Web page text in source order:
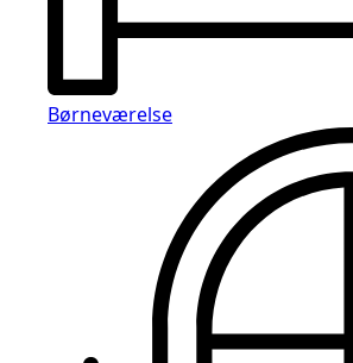
Børneværelse